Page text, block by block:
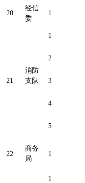
20
经信
委
1
21
消防
支队
1
2
3
4
5
22
商务
局
1
1